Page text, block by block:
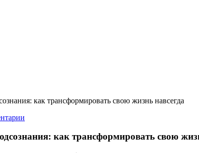
как трансформировать свою жизнь навсегда
как трансформировать свою